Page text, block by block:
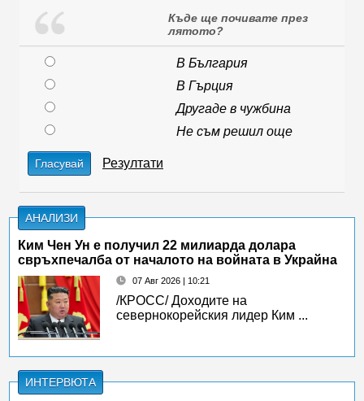
Къде ще почивате през
лятото?
В България
В Гърция
Другаде в чужбина
Не съм решил още
Гласувай Резултати
АНАЛИЗИ
Ким Чен Ун е получил 22 милиарда долара
свръхпечалба от началото на войната в Украйна
07 Авг 2026 | 10:21
/КРОСС/ Доходите на
севернокорейския лидер Ким ...
ИНТЕРВЮТА